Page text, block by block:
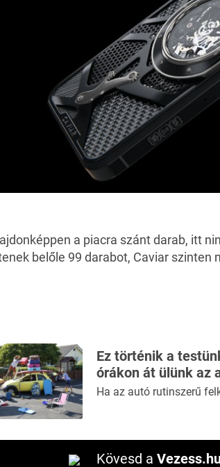
a piacra szánt darab, itt
belőle 99 darabot, Caviar